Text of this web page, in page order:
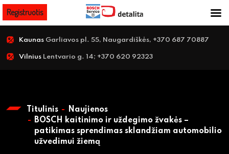
Kaunas Garliavos pl. 55, Naugardiškės, +370 687 70887
Vilnius Lentvario g. 14; +370 620 92323
Titulinis
Naujienos
BOSCH kaitinimo ir uždegimo žvakės –
patikimas sprendimas sklandžiam automobilio
užvedimui žiemą
Registruotis